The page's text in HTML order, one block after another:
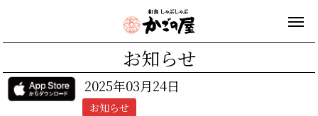
お知らせ
2025年03月24日
お知らせ